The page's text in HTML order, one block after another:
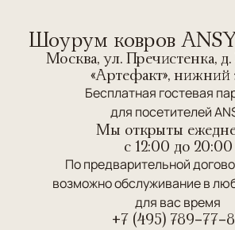
Шоурум ковров
Москва, ул. Пречистенка,
«Артефакт», нижний
Бесплатная гостевая
для посетителей
Мы открыты
c 12:00 до 20:00
По предварительной
возможно обслуживание в
для вас время
+7 (495) 789-77-